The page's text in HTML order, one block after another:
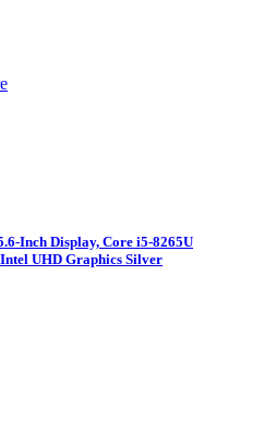
Inch Display, Core i5-8265U
UHD Graphics Silver